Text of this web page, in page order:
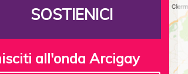
SOSTIENICI
all'onda Arcigay